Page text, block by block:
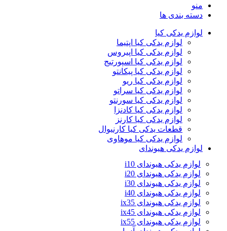
منو
دسته بندی ها
لوازم یدکی کیا
لوازم یدکی کیا اپتیما
لوازم یدکی کیا اپیروس
لوازم یدکی کیا اسپورتیج
لوازم یدکی کیا پیکانتو
لوازم یدکی کیا ریو
لوازم یدکی کیا سراتو
لوازم یدکی کیا سورنتو
لوازم یدکی کیا کادنزا
لوازم یدکی کیا کارنز
قطعات یدکی کیا کارنیوال
لوازم یدکی کیا موهاوی
لوازم یدکی هیوندای
لوازم یدکی هیوندای i10
لوازم یدکی هیوندای i20
لوازم یدکی هیوندای i30
لوازم یدکی هیوندای i40
لوازم یدکی هیوندای ix35
لوازم یدکی هیوندای ix45
لوازم یدکی هیوندای ix55